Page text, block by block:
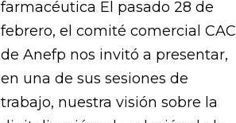
farmacéutica El pasado 28 de
febrero, el comité comercial CAC
de Anefp nos invitó a presentar,
en una de sus sesiones de
trabajo, nuestra visión sobre la